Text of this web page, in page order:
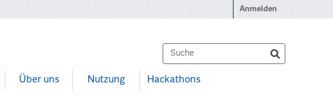
Anmelden
Über uns Nutzung Hackathons